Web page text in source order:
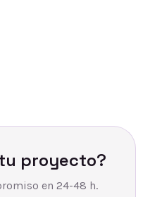
proyecto?
en 24-48 h.